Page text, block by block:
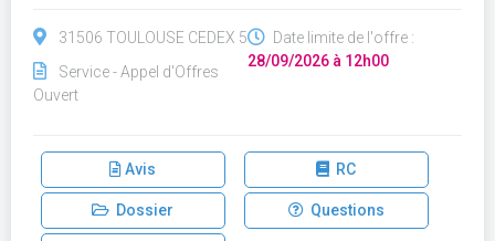
31506 TOULOUSE CEDEX 5
Service - Appel d'Offres
Ouvert
Date limite de l'offre :
28/09/2026 à 12h00
Avis RC
Dossier Questions